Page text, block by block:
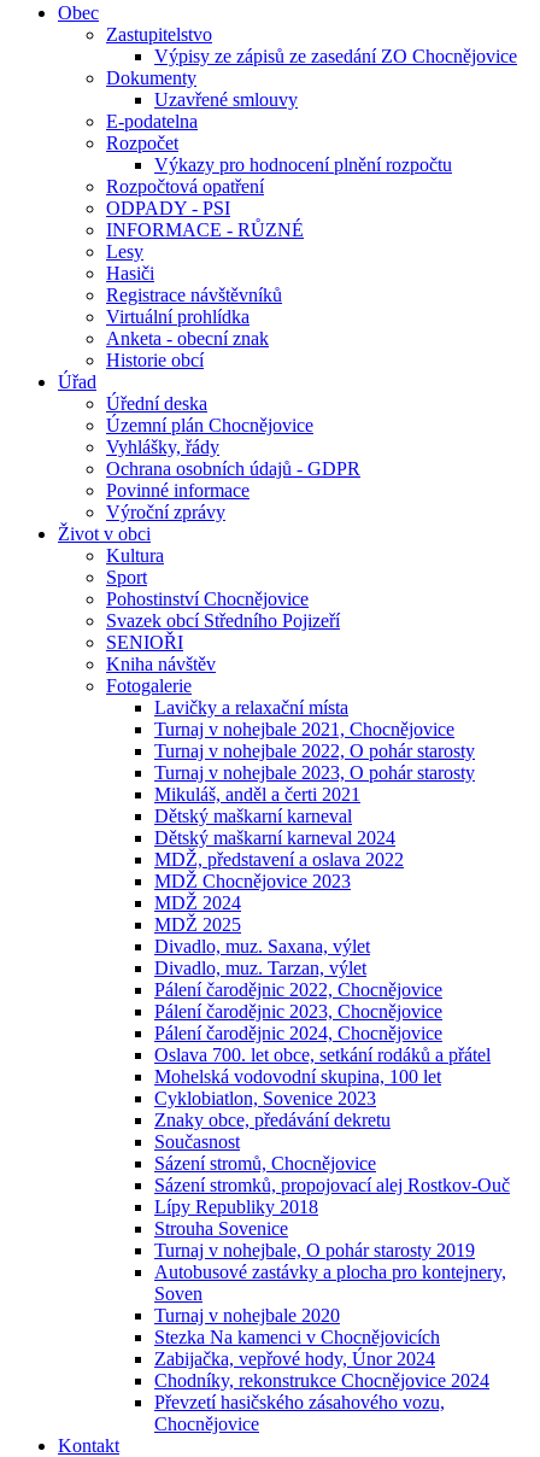
Obec
Zastupitelstvo
Výpisy ze zápisů ze zasedání ZO Chocnějovice
Dokumenty
Uzavřené smlouvy
E-podatelna
Rozpočet
Výkazy pro hodnocení plnění rozpočtu
Rozpočtová opatření
ODPADY - PSI
INFORMACE - RŮZNÉ
Lesy
Hasiči
Registrace návštěvníků
Virtuální prohlídka
Anketa - obecní znak
Historie obcí
Úřad
Úřední deska
Územní plán Chocnějovice
Vyhlášky, řády
Ochrana osobních údajů - GDPR
Povinné informace
Výroční zprávy
Život v obci
Kultura
Sport
Pohostinství Chocnějovice
Svazek obcí Středního Pojizeří
SENIOŘI
Kniha návštěv
Fotogalerie
Lavičky a relaxační místa
Turnaj v nohejbale 2021, Chocnějovice
Turnaj v nohejbale 2022, O pohár starosty
Turnaj v nohejbale 2023, O pohár starosty
Mikuláš, anděl a čerti 2021
Dětský maškarní karneval
Dětský maškarní karneval 2024
MDŽ, představení a oslava 2022
MDŽ Chocnějovice 2023
MDŽ 2024
MDŽ 2025
Divadlo, muz. Saxana, výlet
Divadlo, muz. Tarzan, výlet
Pálení čarodějnic 2022, Chocnějovice
Pálení čarodějnic 2023, Chocnějovice
Pálení čarodějnic 2024, Chocnějovice
Oslava 700. let obce, setkání rodáků a přátel
Mohelská vodovodní skupina, 100 let
Cyklobiatlon, Sovenice 2023
Znaky obce, předávání dekretu
Současnost
Sázení stromů, Chocnějovice
Sázení stromků, propojovací alej Rostkov-Ouč
Lípy Republiky 2018
Strouha Sovenice
Turnaj v nohejbale, O pohár starosty 2019
Autobusové zastávky a plocha pro kontejnery,
Soven
Turnaj v nohejbale 2020
Stezka Na kamenci v Chocnějovicích
Zabijačka, vepřové hody, Únor 2024
Chodníky, rekonstrukce Chocnějovice 2024
Převzetí hasičského zásahového vozu,
Chocnějovice
Kontakt